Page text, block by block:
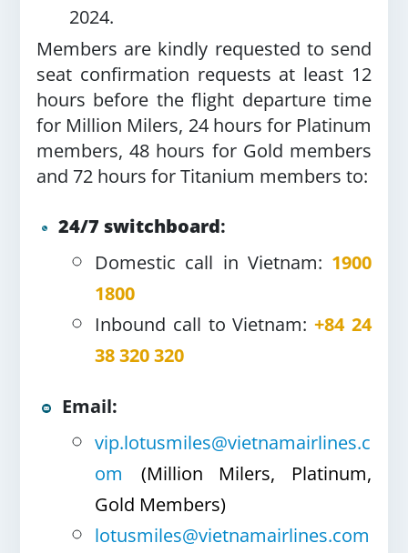
2024.
Members are kindly requested to send
seat confirmation requests at least 12
hours before the flight departure time
for Million Milers, 24 hours for Platinum
members, 48 ​​hours for Gold members
and 72 hours for Titanium members to:
24/7 switchboard:
Domestic call in Vietnam: 1900
1800
Inbound call to Vietnam:+84 24
38 320 320
Email:
vip.lotusmiles@vietnamairlines.c
om
(Million Milers, Platinum,
Gold Members)
lotusmiles@vietnamairlines.com